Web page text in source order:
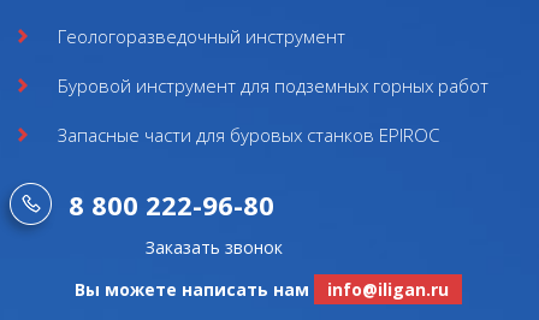
Геологоразведочный инструмент
Буровой инструмент для подземных горных работ
Запасные части для буровых станков EPIROC
8 800 222-96-80
Заказать звонок
Вы можете написать нам
info@iligan.ru